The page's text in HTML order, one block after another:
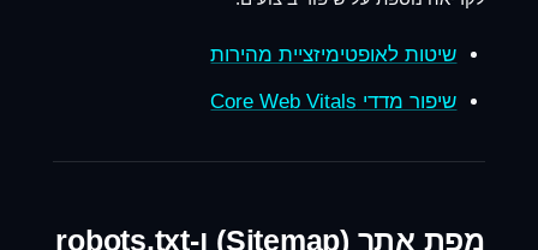
שיטות לאופטימיזציית מהירות
שיפור מדדי Core Web Vitals
מפת אתר (Sitemap) ו-robots.txt